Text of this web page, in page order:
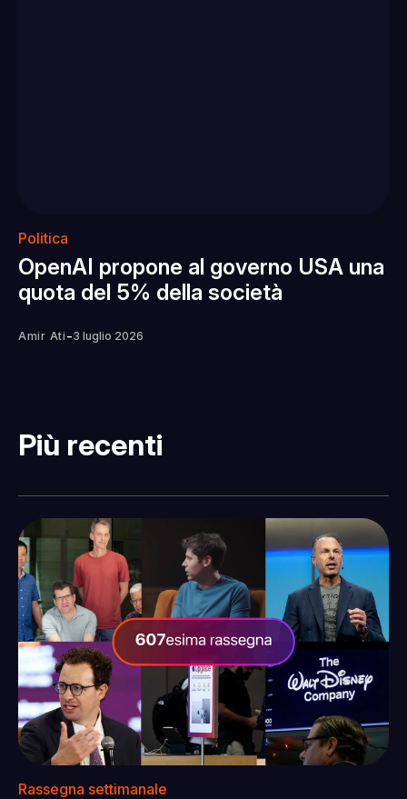
Politica
OpenAI propone al governo USA una
quota del 5% della società
Amir Ati -3 luglio 2026
Più recenti
Rassegna settimanale